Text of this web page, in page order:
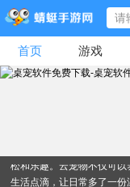
首页 游戏
专题 文章
生活点滴，让日常多了一